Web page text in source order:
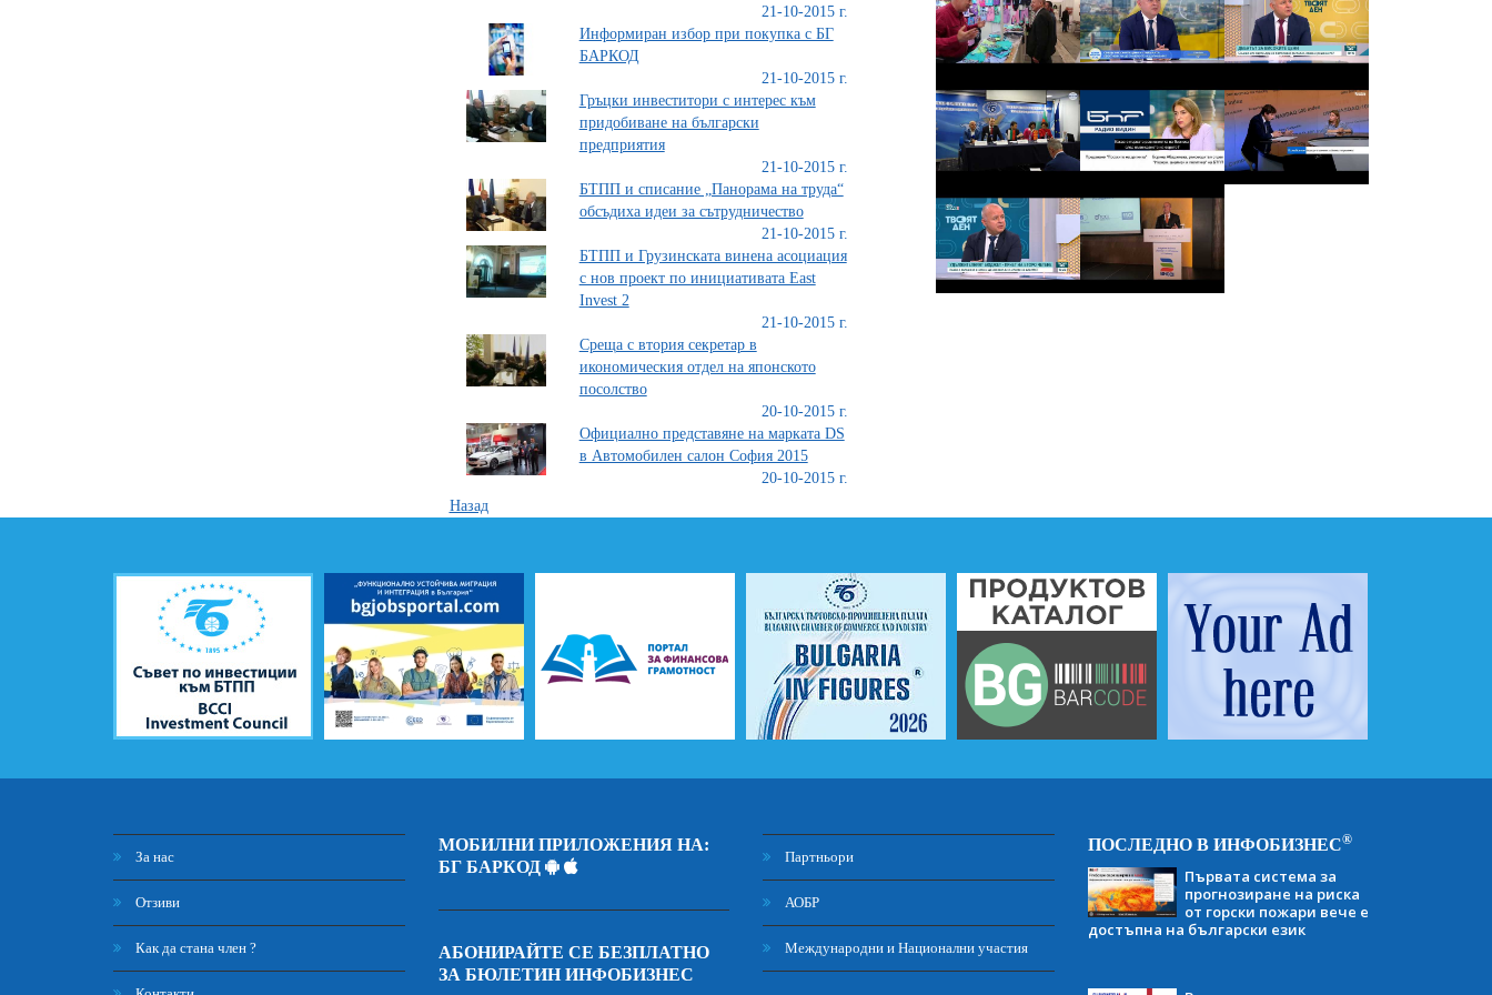
21-10-2015 г.
Информиран избор при покупка с БГ
БАРКОД
21-10-2015 г.
Гръцки инвеститори с интерес към
придобиване на български
предприятия
21-10-2015 г.
БТПП и списание „Панорама на труда“
обсъдиха идеи за сътрудничество
21-10-2015 г.
БТПП и Грузинската винена асоциация
с нов проект по инициативата East
Invest 2
21-10-2015 г.
Среща с втория секретар в
икономическия отдел на японското
посолство
20-10-2015 г.
Официално представяне на марката DS
в Автомобилен салон София 2015
20-10-2015 г.
Назад
За нас
Отзиви
Как да стана член ?
МОБИЛНИ ПРИЛОЖЕНИЯ НА:
БГ БАРКОД
АБОНИРАЙТЕ СЕ БЕЗПЛАТНО
ЗА БЮЛЕТИН ИНФОБИЗНЕС
Партньори
АОБР
Международни и Национални участия
ПОСЛЕДНО В ИНФОБИЗНЕС®
Първата система за
прогнозиране на риска
от горски пожари вече е
достъпна на български език